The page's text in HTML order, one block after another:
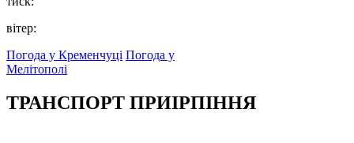
вітер:
Погода у Кременчуці Погода у
Мелітополі
ТРАНСПОРТ ПРИІРПІННЯ